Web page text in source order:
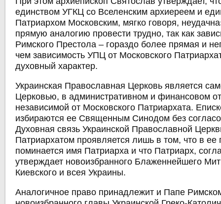
единством УГКЦ со Вселенским архиереем и
Патриархом Московским, мягко говоря,
прямую аналогию провести трудно, так как
Римского Престола – гораздо более прямая и
чем зависимость УПЦ от Московского
духовный характер.
Украинская Православная Церковь является
Церковью, в административном и финансовом
независимой от Московского Патриархата.
избираются ее Священным Синодом без
Духовная связь Украинской Православной
Патриархатом проявляется лишь в том, что в ее
поминается имя Патриарха и что Патриарх,
утверждает новоизбранного Блаженнейшего
Киевского и всея Украины.
Аналогичное право принадлежит и Папе